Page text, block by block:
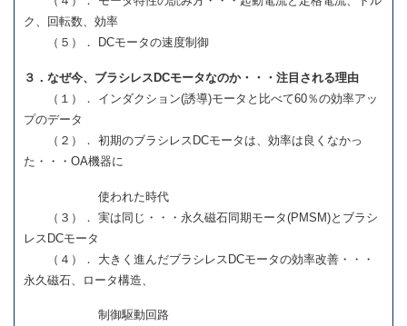
ク、回転数、効率
（５）． DCモータの速度制御
３．なぜ今、ブラシレスDCモータなのか・・・注目される理由
（１）． インダクション(誘導)モータと比べて60％の効率アッ
プのデータ
（２）． 初期のブラシレスDCモータは、効率は良くなかっ
た・・・OA機器に
使われた時代
（３）． 実は同じ・・・永久磁石同期モータ(PMSM)とブラシ
レスDCモータ
（４）． 大きく進んだブラシレスDCモータの効率改善・・・
永久磁石、ロータ構造、
制御駆動回路